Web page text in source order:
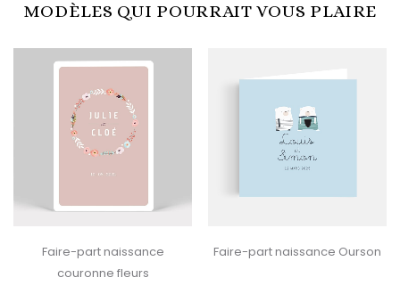
MODÈLES QUI POURRAIT VOUS PLAIRE
Faire-part naissance
couronne fleurs
Faire-part naissance Ourson